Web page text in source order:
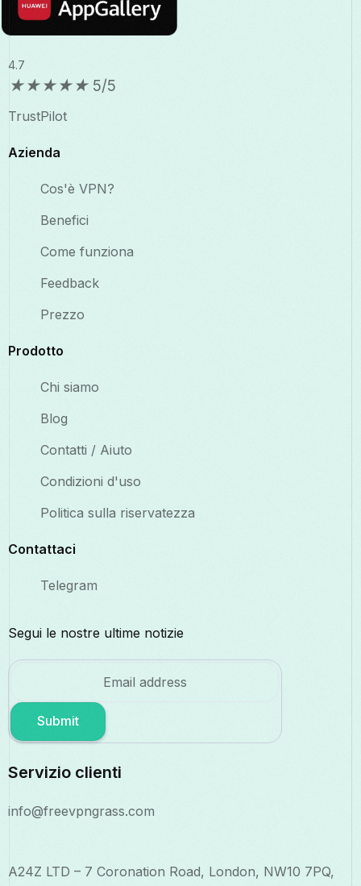
4.7
★★★★★ 5/5
TrustPilot
Azienda
Cos'è VPN?
Benefici
Come funziona
Feedback
Prezzo
Prodotto
Chi siamo
Blog
Contatti / Aiuto
Condizioni d'uso
Politica sulla riservatezza
Contattaci
Telegram
Segui le nostre ultime notizie
Submit
Servizio clienti
info@freevpngrass.com
A24Z LTD – 7 Coronation Road, London, NW10 7PQ,